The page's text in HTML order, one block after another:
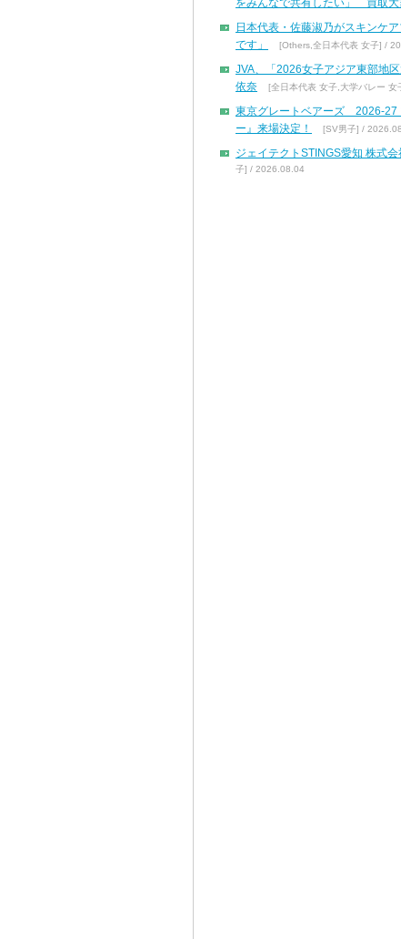
をみんなで共有したい」 買取
日本代表・佐藤淑乃がスキンケ
です」
[Others,全日本代表 女子] /
JVA、「2026女子アジア東部地
依奈
[全日本代表 女子,大学バレー
東京グレートベアーズ 2026-27
ー』来場決定！
[SV男子] /
ジェイテクトSTINGS愛知 株式
子] / 2026.08.04